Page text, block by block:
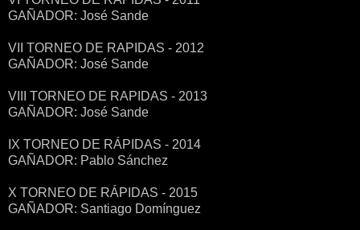
GAÑADOR: José Sande
VII TORNEO DE RAPIDAS - 2012
GAÑADOR: José Sande
VIII TORNEO DE RAPIDAS - 2013
GAÑADOR: José Sande
IX TORNEO DE RÁPIDAS - 2014
GAÑADOR: Pablo Sánchez
X TORNEO DE RÁPIDAS - 2015
GAÑADOR: Santiago Domínguez